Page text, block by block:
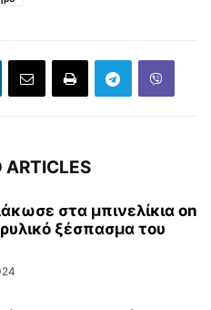
ARTICLES
στα μπινελίκια on
ξέσπασμα του